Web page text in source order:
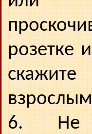
розетке
6. Не